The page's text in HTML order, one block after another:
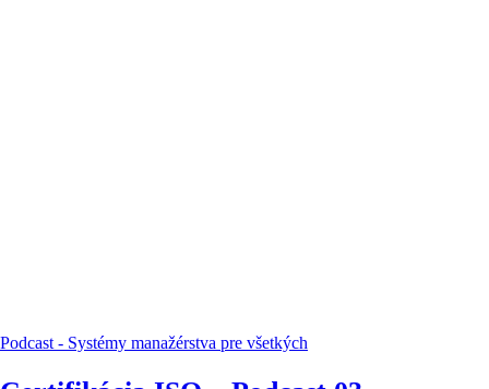
Podcast - Systémy manažérstva pre všetkých